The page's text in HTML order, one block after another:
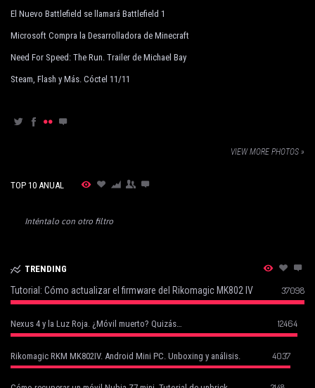
El Nuevo Battlefield se llamará Battlefield 1
Microsoft Compra la Desarrolladora de Minecraft
Need For Speed: The Run. Trailer de Michael Bay
Steam, Flash y Más. Cóctel 11/11
VIEW MORE PHOTOS »
TOP 10 ANUAL
Inténtalo con otro filtro
TRENDING
Tutorial: Cómo actualizar el firmware del Rikomagic MK802 IV 37098
Nexus 4 y la Luz Roja. ¿Móvil muerto? Quizás… 12464
Rikomagic RKM MK802IV. Android Mini PC. Unboxing y análisis. 4037